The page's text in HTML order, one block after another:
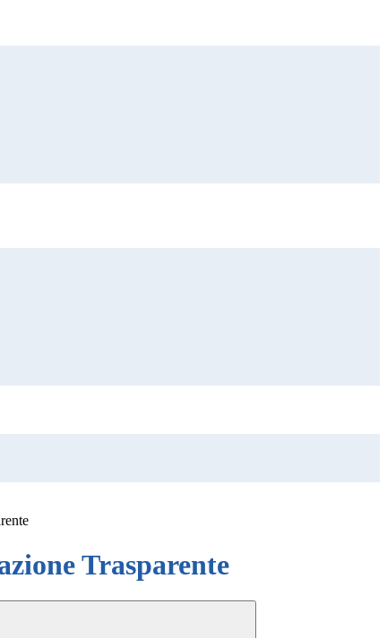
Trasparente